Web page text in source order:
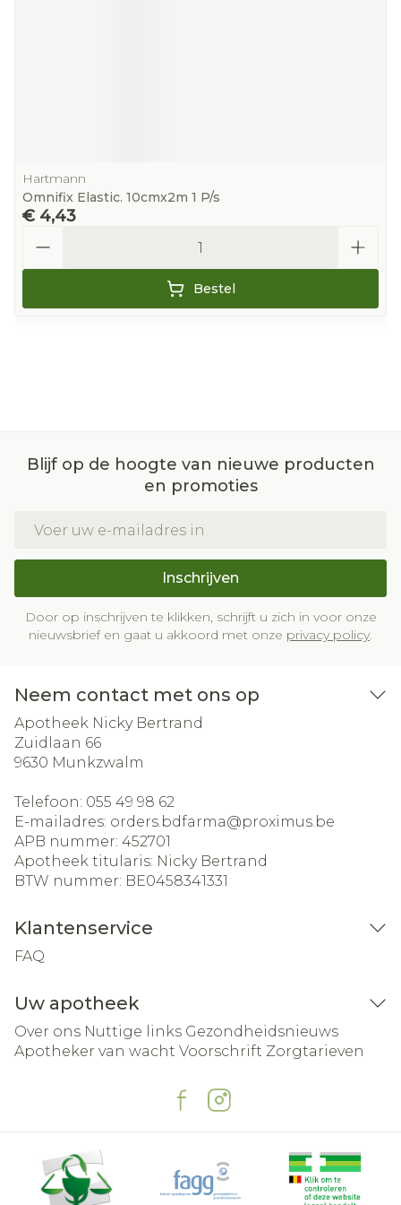
Hartmann
Omnifix Elastic. 10cmx2m 1 P/s
€ 4,43
Bestel
Blijf op de hoogte van nieuwe producten
en promoties
Inschrijven
Door op inschrijven te klikken, schrijft u zich in voor onze
nieuwsbrief en gaat u akkoord met onze privacy policy.
Neem contact met ons op
Apotheek Nicky Bertrand
Zuidlaan 66
9630 Munkzwalm
Telefoon: 055 49 98 62
E-mailadres: orders.bdfarma@proximus.be
APB nummer: 452701
Apotheek titularis: Nicky Bertrand
BTW nummer: BE0458341331
Klantenservice
FAQ
Uw apotheek
Over ons Nuttige links Gezondheidsnieuws
Apotheker van wacht Voorschrift Zorgtarieven